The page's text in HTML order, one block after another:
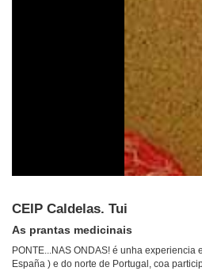
CEIP Caldelas. Tui
As prantas medicinais
PONTE...NAS ONDAS! é unha
España ) e do norte de Portugal, coa